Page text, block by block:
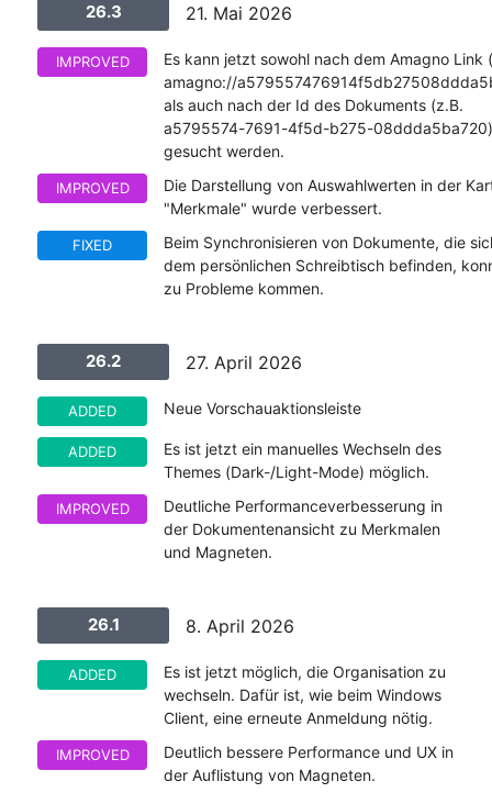
26.3 21. Mai 2026
IMPROVED
Es kann jetzt sowohl nach dem Amagno Link
amagno://
als auch nach der Id des Dokuments (z.B.
a5795574-7691-4f5d-b275-08ddda5ba720)
gesucht werden.
IMPROVED
Die Darstellung von Auswahlwerten in der
"Merkmale" wurde verbessert.
FIXED
Beim Synchronisieren von Dokumente, die
dem persönlichen Schreibtisch befinden,
zu Probleme kommen.
26.2 27. April 2026
ADDED Neue Vorschauaktionsleiste
ADDED
Es ist jetzt ein manuelles Wechseln des
Themes (Dark-/Light-Mode) möglich.
IMPROVED
Deutliche Performanceverbesserung in
der Dokumentenansicht zu Merkmalen
und Magneten.
26.1 8. April 2026
ADDED
Es ist jetzt möglich, die Organisation zu
wechseln. Dafür ist, wie beim Windows
Client, eine erneute Anmeldung nötig.
IMPROVED
Deutlich bessere Performance und UX in
der Auflistung von Magneten.